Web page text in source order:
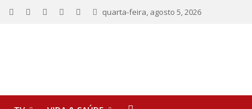
quarta-feira, agosto 5, 2026